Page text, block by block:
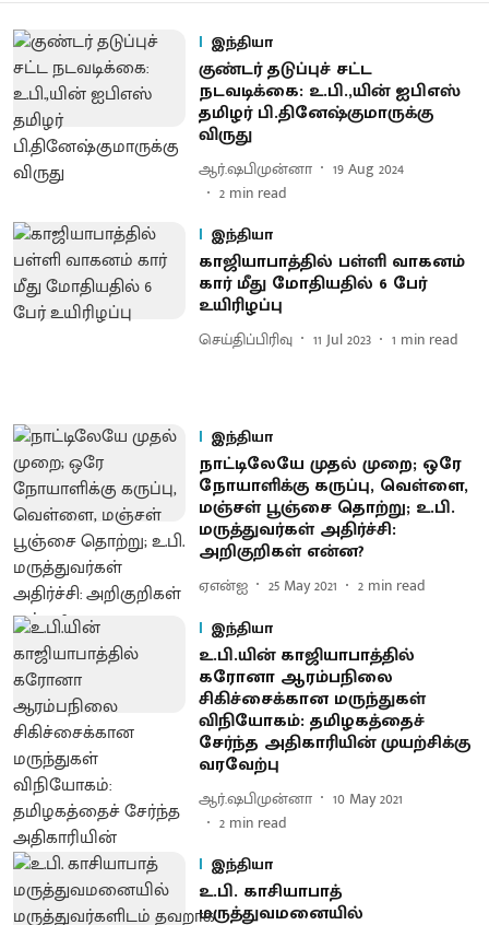
இந்தியா
குண்டர் தடுப்புச் சட்ட
நடவடிக்கை: உ.பி.,யின் ஐபிஎஸ்
தமிழர் பி.தினேஷ்குமாருக்கு
விருது
ஆர்.ஷபிமுன்னா
19 Aug 2024
2 min read
இந்தியா
காஜியாபாத்தில் பள்ளி வாகனம்
கார் மீது மோதியதில் 6 பேர்
உயிரிழப்பு
செய்திப்பிரிவு 11 Jul 2023 1 min read
இந்தியா
நாட்டிலேயே முதல் முறை; ஒரே
நோயாளிக்கு கருப்பு, வெள்ளை,
மஞ்சள் பூஞ்சை தொற்று; உ.பி.
மருத்துவர்கள் அதிர்ச்சி:
அறிகுறிகள் என்ன?
ஏஎன்ஐ 25 May 2021 2 min read
இந்தியா
உ.பி.யின் காஜியாபாத்தில்
கரோனா ஆரம்பநிலை
சிகிச்சைக்கான மருந்துகள்
விநியோகம்: தமிழகத்தைச்
சேர்ந்த அதிகாரியின் முயற்சிக்கு
வரவேற்பு
ஆர்.ஷபிமுன்னா
10 May 2021
2 min read
இந்தியா
உ.பி. காசியாபாத்
மருத்துவமனையில்